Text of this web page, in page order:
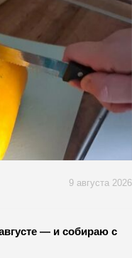
9 августа 2026
— и собираю с